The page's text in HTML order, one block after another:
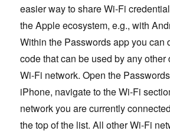
easier way to share Wi-Fi
the Apple ecosystem, e.g., with
Within the Passwords app you can
code that can be used by any
Wi-Fi network. Open the
iPhone, navigate to the Wi-Fi
network you are currently
the top of the list. All other Wi-Fi